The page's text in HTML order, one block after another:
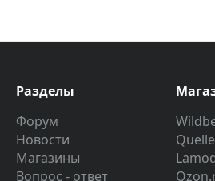
Разделы
Форум
Новости
Магазины
Вопрос - ответ